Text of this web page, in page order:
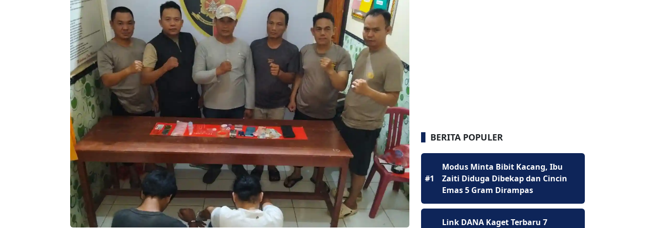
BERITA POPULER
#1
Modus Minta Bibit Kacang, Ibu
Zaiti Diduga Dibekap dan Cincin
Emas 5 Gram Dirampas
Link DANA Kaget Terbaru 7